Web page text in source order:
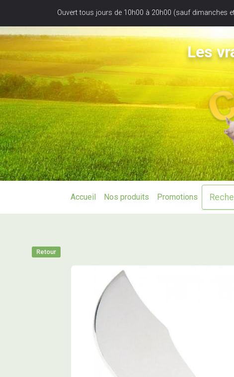
Ouvert tous jours de 10h00 à 20h00 (sauf dimanches
Les
Accueil Nos produits Promotions
Retour